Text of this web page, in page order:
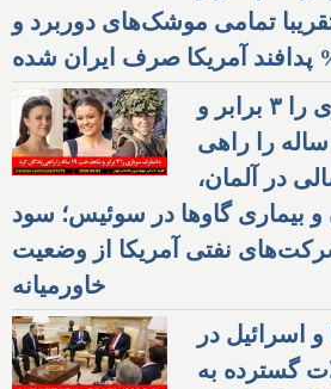
تمامی موشک‌های دوربرد و
دانمارک سربازی را ۳ برابر و
شاهدخت ۱۹ ساله را راهی
در آلمان،
و بیماری گاوها در سوئیس؛ سود
نفتی آمریکا از وضعیت
خاورمیانه
اسرائیل در
گسترده به